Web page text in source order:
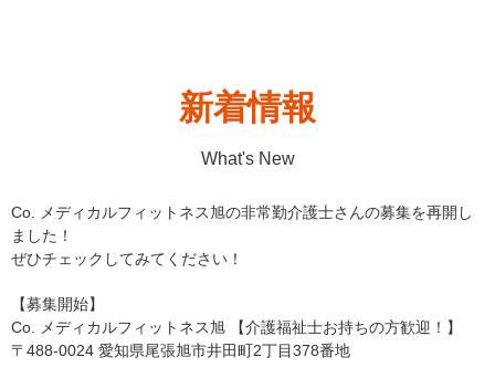
新着情報
What's New
Co. メディカルフィットネス旭の非常勤介護士さんの募集を再開し
ました！
ぜひチェックしてみてください！
【募集開始】
Co. メディカルフィットネス旭 【介護福祉士お持ちの方歓迎！】
〒488-0024 愛知県尾張旭市井田町2丁目378番地